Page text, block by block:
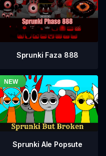
Sprunki Faza 888
Sprunki Ale Popsute